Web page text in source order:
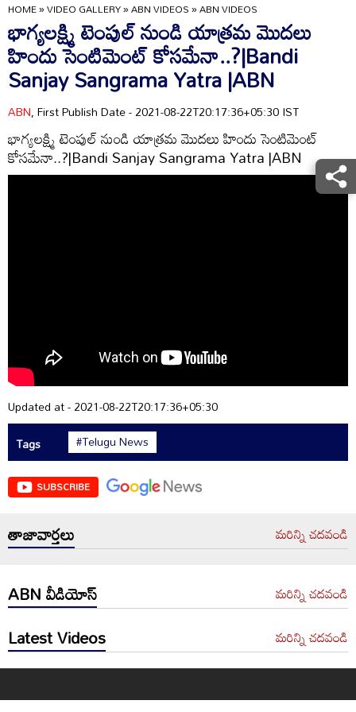
HOME»VIDEO GALLERY»ABN VIDEOS»ABN VIDEOS
భాగ్యలక్ష్మి టెంపుల్ నుండి యాత్రమ మొదలు
హిందు సెంటిమెంట్ కోసమేనా..?|Bandi
Sanjay Sangrama Yatra |ABN
ABN, First Publish Date - 2021-08-22T20:17:36+05:30 IST
భాగ్యలక్ష్మి టెంపుల్ నుండి యాత్రమ మొదలు హిందు సెంటిమెంట్
కోసమేనా..?|Bandi Sanjay Sangrama Yatra |ABN
Updated at - 2021-08-22T20:17:36+05:30
Tags
#Telugu News
SUBSCRIBE
తాజావార్తలు మరిన్ని చదవండి
ABN వీడియోస్ మరిన్ని చదవండి
Latest Videos మరిన్ని చదవండి